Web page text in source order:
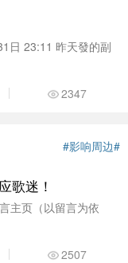
日 23:11 昨天發的副
2347
#影响周边#
歌迷！
主页（以留言为依
2507